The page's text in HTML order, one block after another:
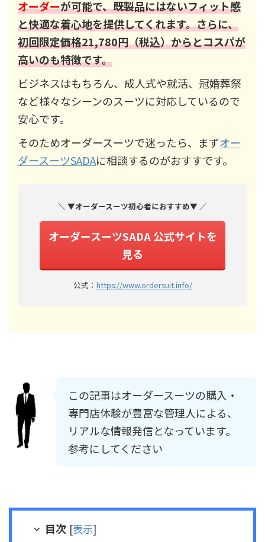
オーダーが可能で、既製品にはないフィット感
と快適な着心地を提供してくれます。さらに、
初回限定価格21,780円（税込）からとコスパが
高いのも特徴です。
ビジネスはもちろん、成人式や就活、冠婚葬祭
など様々なシーンのスーツに対応しているので
安心です。
そのためオーダースーツで迷ったら、まずオー
ダースーツSADAに相談するのがおすすです。
＼ ▼オーダースーツ初心者におすすめ▼ ／
オーダースーツSADA 公式サイトを
見る
公式： https://www.ordersuit.info/
この記事はオーダースーツの購入・
専門店体験が豊富な管理人による、
リアルな情報発信となっています。
参考にしてください
目次 [表示]